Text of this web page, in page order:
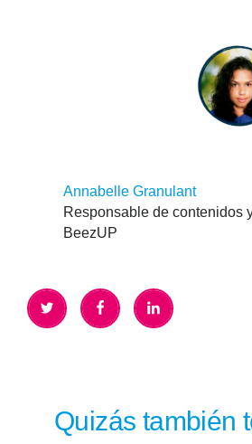
Annabelle Granulant
Responsable de contenidos
BeezUP
Quizás también